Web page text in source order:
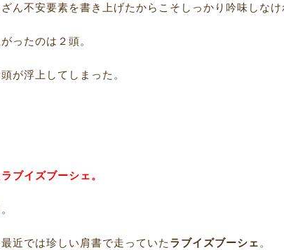
ん不安要素を書き上げたからこそしっかり吟味しな
ったのは２頭。
が浮上してしまった。
ブイズブーシェ。
近では珍しい肩書で走っていた ラブイズブーシェ。